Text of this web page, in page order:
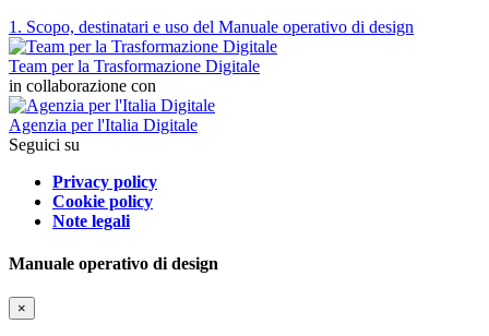
1. Scopo, destinatari e uso del Manuale operativo di design
Team per la Trasformazione Digitale
in collaborazione con
Agenzia per l'Italia Digitale
Seguici su
Privacy policy
Cookie policy
Note legali
Manuale operativo di design
×